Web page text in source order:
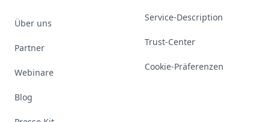
Über uns
Partner
Webinare
Blog
Service-Description
Trust-Center
Cookie-Präferenzen